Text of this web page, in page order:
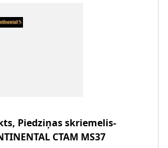
Piedziņas skriemelis-
CTAM MS37